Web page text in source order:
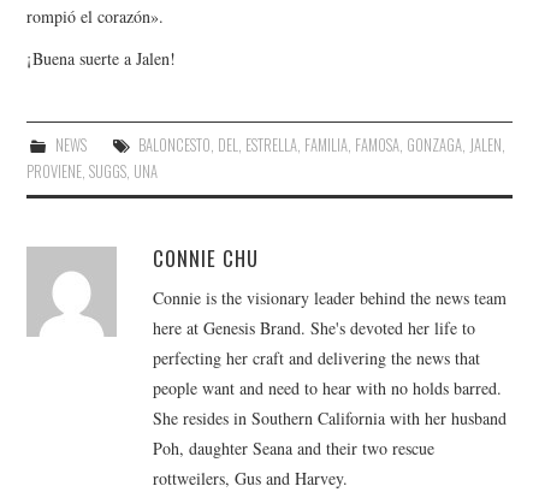
rompió el corazón».
¡Buena suerte a Jalen!
NEWS BALONCESTO DEL ESTRELLA, FAMILIA, FAMOSA, GONZAGA, JALEN
PROVIENE ,SUGGS UNA
CONNIE CHU
Connie is the visionary leader behind the news team
here at Genesis Brand. She's devoted her life to
perfecting her craft and delivering the news that
people want and need to hear with no holds barred.
She resides in Southern California with her husband
Poh, daughter Seana and their two rescue
rottweilers, Gus and Harvey.